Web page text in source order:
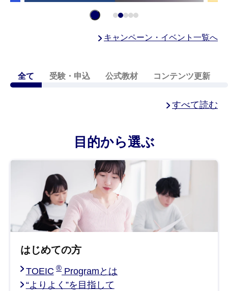
キャンペーン・イベント一覧へ
全て 受験・申込 公式教材 コンテンツ更新
すべて読む
目的から選ぶ
はじめての方
TOEIC ®Programとは
“よりよく”を目指して